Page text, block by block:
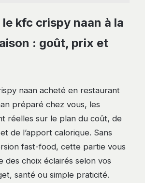
kfc crispy naan à la
: goût, prix et
naan acheté en restaurant
préparé chez vous, les
réelles sur le plan du coût, de
de l’apport calorique. Sans
fast-food, cette partie vous
des choix éclairés selon vos
santé ou simple praticité.